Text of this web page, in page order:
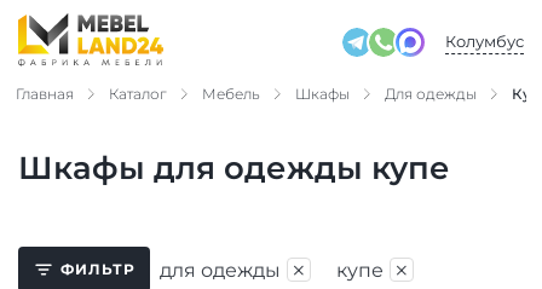
Колумбус
Главная Каталог Мебель Шкафы Для одежды
Шкафы для одежды купе
ФИЛЬТР для одежды × купе ×